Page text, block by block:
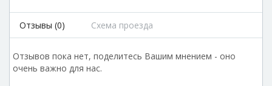
Отзывы (0) Схема проезда
Отзывов пока нет, поделитесь Вашим мнением - оно
очень важно для нас.